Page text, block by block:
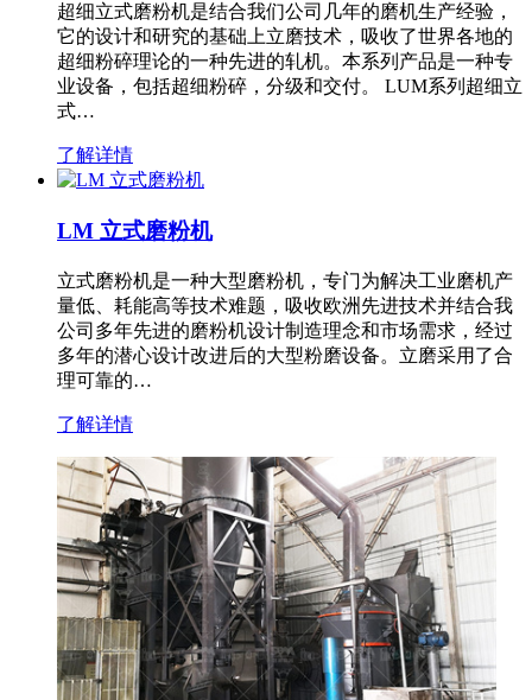
超细立式磨粉机是结合我们公司几年的磨机生产经验，
它的设计和研究的基础上立磨技术，吸收了世界各地的
超细粉碎理论的一种先进的轧机。本系列产品是一种专
业设备，包括超细粉碎，分级和交付。 LUM系列超细立
式…
了解详情
LM 立式磨粉机
立式磨粉机是一种大型磨粉机，专门为解决工业磨机产
量低、耗能高等技术难题，吸收欧洲先进技术并结合我
公司多年先进的磨粉机设计制造理念和市场需求，经过
多年的潜心设计改进后的大型粉磨设备。立磨采用了合
理可靠的…
了解详情